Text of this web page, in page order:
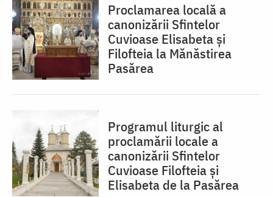
Proclamarea locală a
canonizării Sfintelor
Cuvioase Elisabeta și
Filofteia la Mănăstirea
Pasărea
Programul liturgic al
proclamării locale a
canonizării Sfintelor
Cuvioase Filofteia și
Elisabeta de la Pasărea